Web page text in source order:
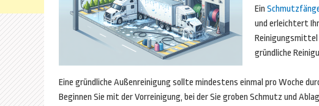
Ein
und erleichtert
Reinigungsmittel
gründliche
Eine gründliche Außenreinigung sollte mindestens einmal pro Woche
Beginnen Sie mit der Vorreinigung, bei der Sie groben Schmutz und